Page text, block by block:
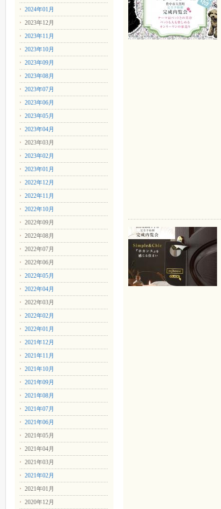
2024年01月
2023年12月
2023年11月
2023年10月
2023年09月
2023年08月
2023年07月
2023年06月
2023年05月
2023年04月
2023年03月
2023年02月
2023年01月
2022年12月
2022年11月
2022年10月
2022年09月
2022年08月
2022年07月
2022年06月
2022年05月
2022年04月
2022年03月
2022年02月
2022年01月
2021年12月
2021年11月
2021年10月
2021年09月
2021年08月
2021年07月
2021年06月
2021年05月
2021年04月
2021年03月
2021年02月
2021年01月
2020年12月